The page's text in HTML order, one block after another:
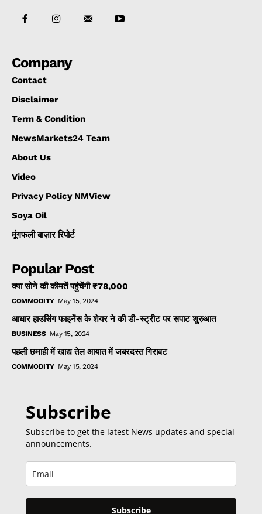
Company
Contact
Disclaimer
Term & Condition
NewsMarkets24 Team
About Us
Video
Privacy Policy NMView
Soya Oil
मूंगफली बाज़ार रिपोर्ट
Popular Post
क्या सोने की कीमतें पहुंचेंगी ₹78,000
COMMODITY May 15, 2024
आधार हाउसिंग फाइनेंस के शेयर ने की डी-स्ट्रीट पर सपाट शुरुआत
BUSINESS May 15, 2024
पहली छमाही में खाद्य तेल आयात में जबरदस्त गिरावट
COMMODITY May 15, 2024
Subscribe
Subscribe to get the latest News updates and special
announcements.
Subscribe